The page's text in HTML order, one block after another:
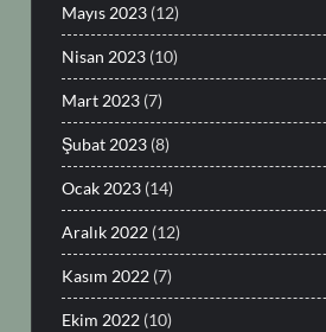
Mayıs 2023 (12)
Nisan 2023 (10)
Mart 2023 (7)
Şubat 2023 (8)
Ocak 2023 (14)
Aralık 2022 (12)
Kasım 2022 (7)
Ekim 2022 (10)